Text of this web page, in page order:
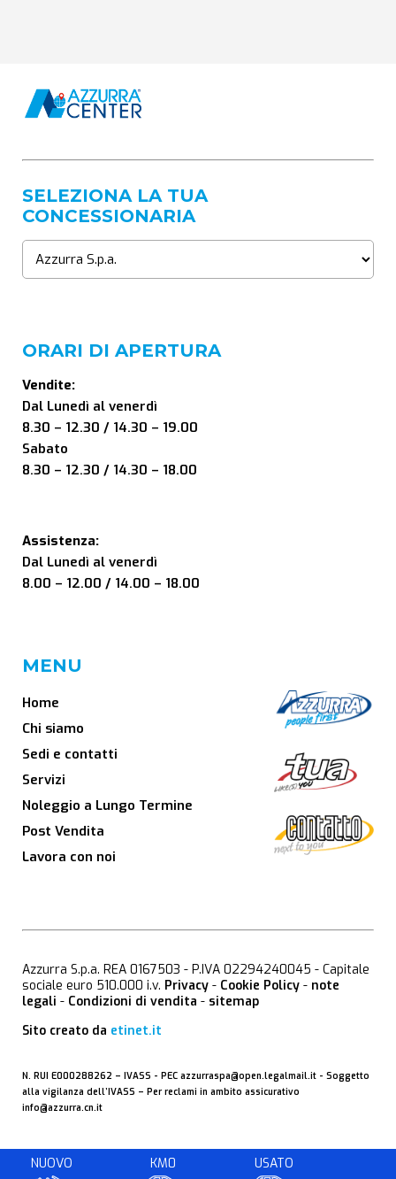
NUOVO KM0 USATO
SELEZIONA LA TUA
CONCESSIONARIA
ORARI DI APERTURA
Vendite:
Dal Lunedì al venerdì
8.30 – 12.30 / 14.30 – 19.00
Sabato
8.30 – 12.30 / 14.30 – 18.00
Assistenza:
Dal Lunedì al venerdì
8.00 – 12.00 / 14.00 – 18.00
MENU
Home
Chi siamo
Sedi e contatti
Servizi
Noleggio a Lungo Termine
Post Vendita
Lavora con noi
Azzurra S.p.a. REA 0167503 - P.IVA 02294240045 - Capitale
sociale euro 510.000 i.v. Privacy - Cookie Policy - note
legali - Condizioni di vendita - sitemap
Sito creato da etinet.it
N. RUI E000288262 – IVASS - PEC azzurraspa@open.legalmail.it - Soggetto
alla vigilanza dell’IVASS – Per reclami in ambito assicurativo
info@azzurra.cn.it